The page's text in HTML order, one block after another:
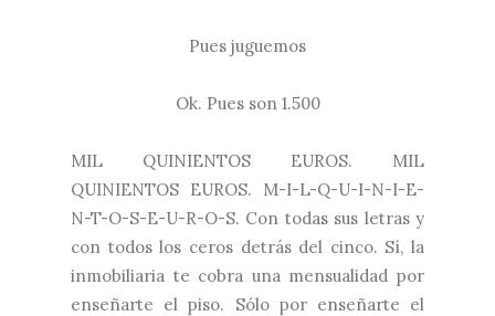
Pues juguemos
Ok. Pues son 1.500
MIL QUINIENTOS EUROS. MIL
QUINIENTOS EUROS. M-I-L-Q-U-I-N-I-E-
N-T-O-S-E-U-R-O-S. Con todas sus letras y
con todos los ceros detrás del cinco. Sí, la
inmobiliaria te cobra una mensualidad por
enseñarte el piso. Sólo por enseñarte el